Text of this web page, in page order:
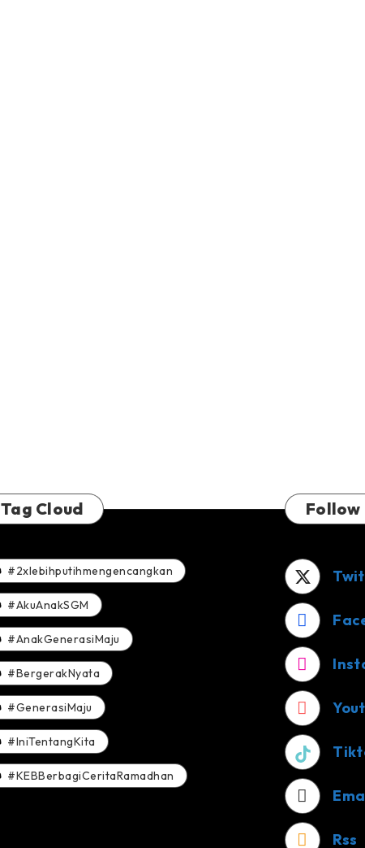
Tag Cloud
#2xlebihputihmengencangkan
#AkuAnakSGM
#AnakGenerasiMaju
#BergerakNyata
#GenerasiMaju
#IniTentangKita
#KEBBerbagiCeritaRamadhan
Follow
Rss